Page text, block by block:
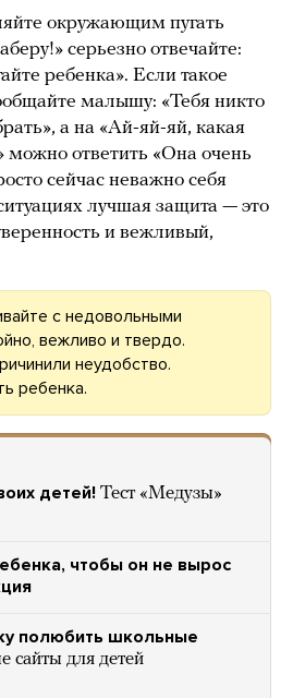
окружающим пугать
серьезно отвечайте:
ребенка». Если такое
малышу: «Тебя никто
а на «Ай-яй-яй, какая
можно ответить «Она очень
сейчас неважно себя
лучшая защита — это
и вежливый,
с недовольными
вежливо и твердо.
неудобство.
ребенка.
детей! Тест «Медузы»
чтобы он не вырос
полюбить школьные
сайты для детей